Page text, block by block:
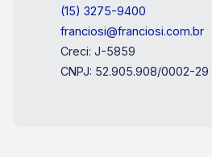
(15) 3275-9400
franciosi@franciosi.com.br
Creci: J-5859
CNPJ: 52.905.908/0002-29